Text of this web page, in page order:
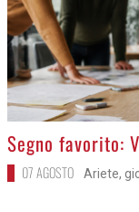
>
Segno favorito:
07 AGOSTO Ariete,